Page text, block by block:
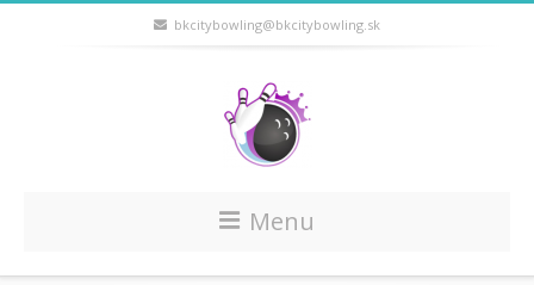
bkcitybowling@bkcitybowling.sk
Menu